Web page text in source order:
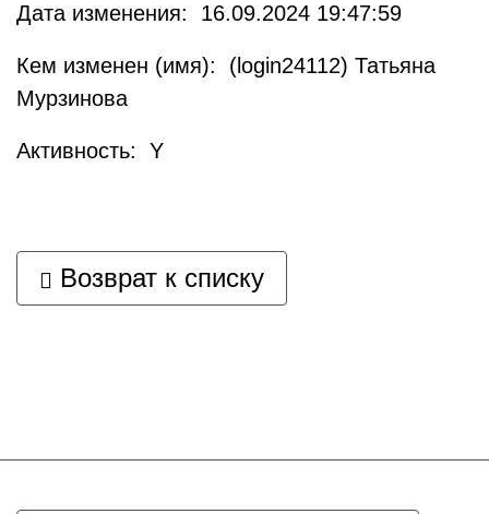
Дата изменения: 16.09.2024 19:47:59
Кем изменен (имя): (login24112) Татьяна
Мурзинова
Активность: Y
Возврат к списку